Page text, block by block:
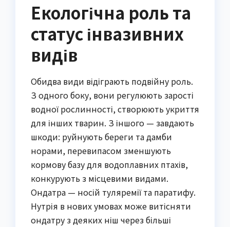
Екологічна роль та
статус інвазивних
видів
Обидва види відіграють подвійну роль.
З одного боку, вони регулюють зарості
водної рослинності, створюють укриття
для інших тварин. З іншого — завдають
шкоди: руйнують береги та дамби
норами, перевипасом зменшують
кормову базу для водоплавних птахів,
конкурують з місцевими видами.
Ондатра — носій туляремії та паратифу.
Нутрія в нових умовах може витісняти
ондатру з деяких ніш через більші